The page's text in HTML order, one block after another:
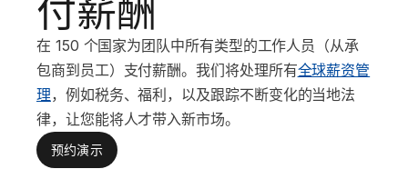
付薪酬
在 150 个国家为团队中所有类型的工作人员（从承
包商到员工）支付薪酬。我们将处理所有全球薪资管
理，例如税务、福利，以及跟踪不断变化的当地法
律，让您能将人才带入新市场。
预约演示